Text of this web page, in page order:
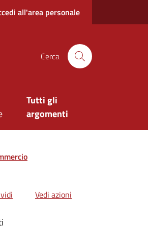
all'area personale
Cerca
Tutti gli
argomenti
Vedi azioni